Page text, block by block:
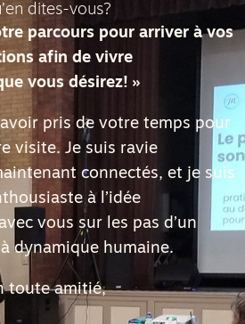
dites-vous?
parcours pour arriver à vos
afin de vivre
vous désirez! »
pris de votre temps pour
visite. Je suis ravie
connectés, et je suis
à l’idée
vous sur les pas d’un
dynamique humaine.
toute amitié,